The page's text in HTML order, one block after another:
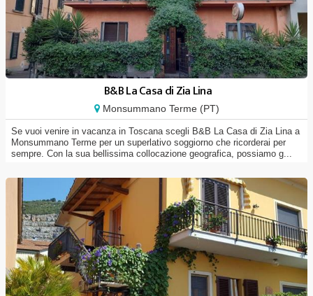
B&B La Casa di Zia Lina
Monsummano Terme (PT)
Se vuoi venire in vacanza in Toscana scegli B&B La Casa di Zia Lina a
Monsummano Terme per un superlativo soggiorno che ricorderai per
sempre. Con la sua bellissima collocazione geografica, possiamo g...